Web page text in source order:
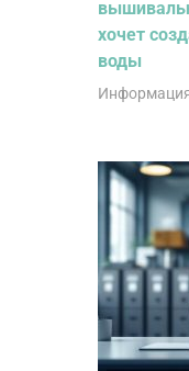
хочет
воды